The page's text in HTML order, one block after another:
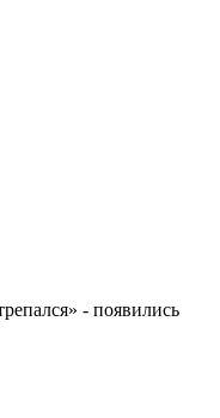
- появились